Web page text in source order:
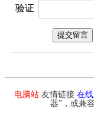
电脑站 友情链接 在
器”，或兼